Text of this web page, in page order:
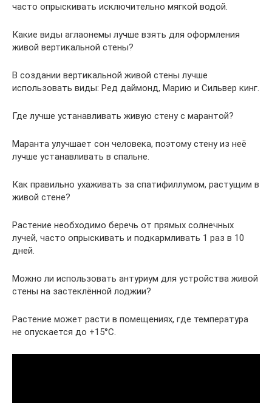
часто опрыскивать исключительно мягкой водой.
Какие виды аглаонемы лучше взять для оформления
живой вертикальной стены?
В создании вертикальной живой стены лучше
использовать виды: Ред даймонд, Марию и Сильвер кинг.
Где лучше устанавливать живую стену с марантой?
Маранта улучшает сон человека, поэтому стену из неё
лучше устанавливать в спальне.
Как правильно ухаживать за спатифиллумом, растущим в
живой стене?
Растение необходимо беречь от прямых солнечных
лучей, часто опрыскивать и подкармливать 1 раз в 10
дней.
Можно ли использовать антуриум для устройства живой
стены на застеклённой лоджии?
Растение может расти в помещениях, где температура
не опускается до +15°C.